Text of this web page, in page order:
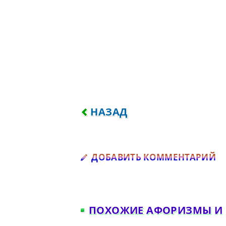
ПРЕДЫДУЩИЙ: СИЖУ ЗА
НАЗАД
ДОБАВИТЬ КОММЕНТАРИЙ
ПОХОЖИЕ АФОРИЗМЫ И